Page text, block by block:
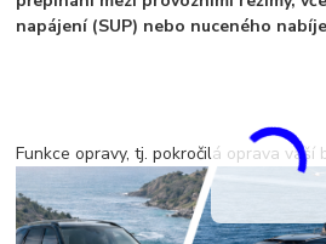
napájení (SUP) nebo nuceného
Funkce opravy, tj. pokročilá oprava vaší